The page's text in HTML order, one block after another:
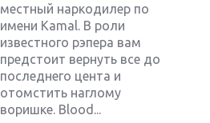
местный наркодилер по
имени Kamal. В роли
известного рэпера вам
предстоит вернуть все до
последнего цента и
отомстить наглому
воришке. Blood...